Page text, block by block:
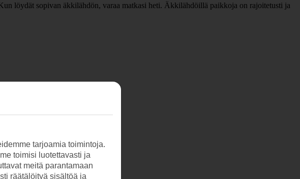
löydät sopivan äkkilähdön, varaa matkasi heti. Äkkilähdöillä paikkoja on rajoitetusti ja
tarjoamia toimintoja.
toimisi luotettavasti ja
meitä parantamaan
räätälöityä sisältöä ja